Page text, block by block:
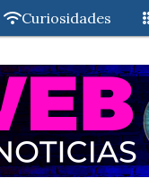
Curiosidades